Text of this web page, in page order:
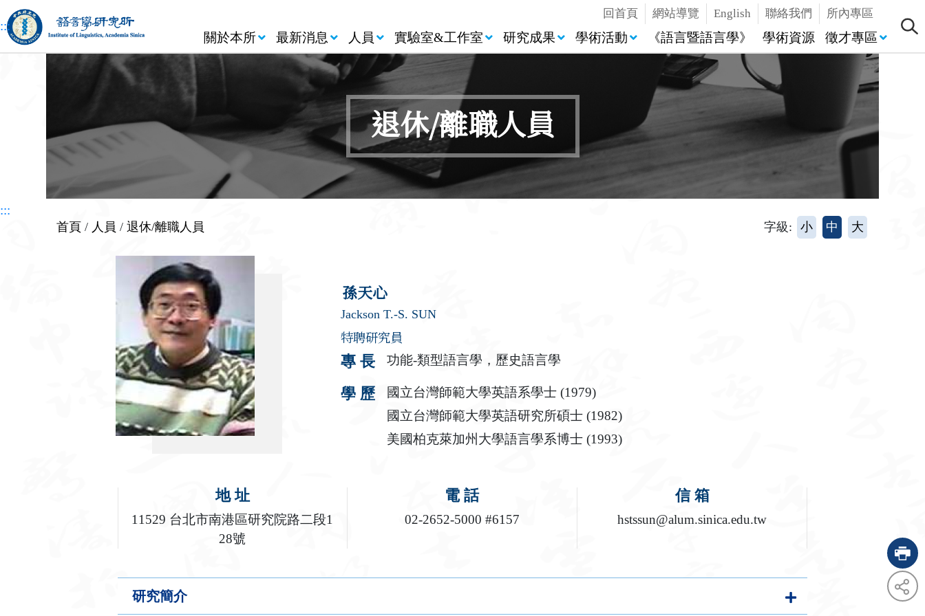
跳到主要內容區塊
:::
回首頁 網站導覽 English 聯絡我們 所內專區
關於本所 最新消息 人員 實驗室&工作室 研究成果 學術活動 《語言暨語言學》 學術資源 徵才專區
退休/離職人員
:::
首頁 / 人員 /退休/離職人員 字級: 小 中 大
孫天心
Jackson T.-S. SUN
特聘研究員
專 長 功能-類型語言學，歷史語言學
學 歷
國立台灣師範大學英語系學士 (1979)
國立台灣師範大學英語研究所碩士 (1982)
美國柏克萊加州大學語言學系博士 (1993)
地 址
11529 台北市南港區研究院路二段1
28號
電 話
02-2652-5000 #6157
信 箱
hstssun@alum.sinica.edu.tw
研究簡介